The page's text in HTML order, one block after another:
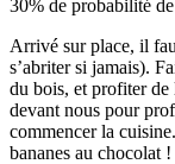
30% de probabilité
Arrivé sur place, il
s’abriter si jamais).
du bois, et profiter de
devant nous pour
commencer la
bananes au chocolat !